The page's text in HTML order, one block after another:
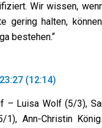
Wir wissen,
gering halten,
bestehen.“
(12:14)
– Luisa Wolf (5/3),
1), Ann-Christin